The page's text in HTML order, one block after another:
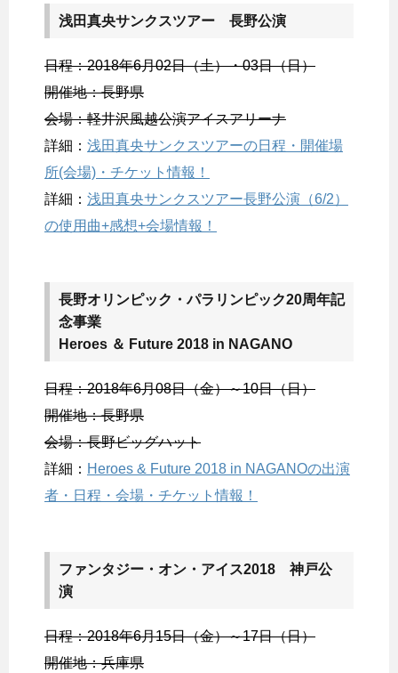
浅田真央サンクスツアー 長野公演
日程：2018年6月02日（土）・03日（日）
開催地：長野県
会場：軽井沢風越公演アイスアリーナ
詳細： 浅田真央サンクスツアーの日程・開催場
所(会場)・チケット情報！
詳細： 浅田真央サンクスツアー長野公演（6/2）
の使用曲+感想+会場情報！
長野オリンピック・パラリンピック20周年記
念事業
Heroes ＆ Future 2018 in NAGANO
日程：2018年6月08日（金）～10日（日）
開催地：長野県
会場：長野ビッグハット
詳細： Heroes & Future 2018 in NAGANOの出演
者・日程・会場・チケット情報！
ファンタジー・オン・アイス2018 神戸公
演
日程：2018年6月15日（金）～17日（日）
開催地：兵庫県